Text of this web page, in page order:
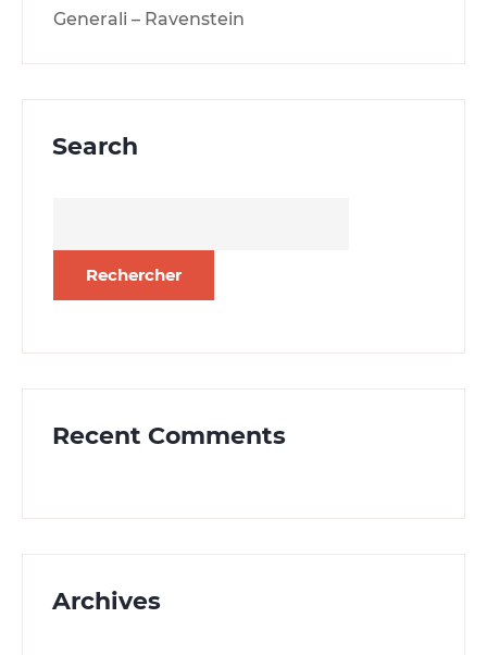
Generali – Ravenstein
Search
Recent Comments
Archives